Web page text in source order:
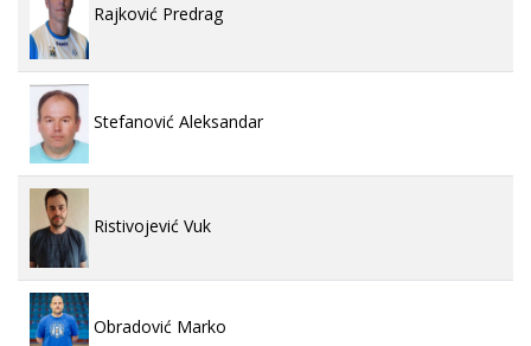
Rajković Predrag
Stefanović Aleksandar
Ristivojević Vuk
Obradović Marko